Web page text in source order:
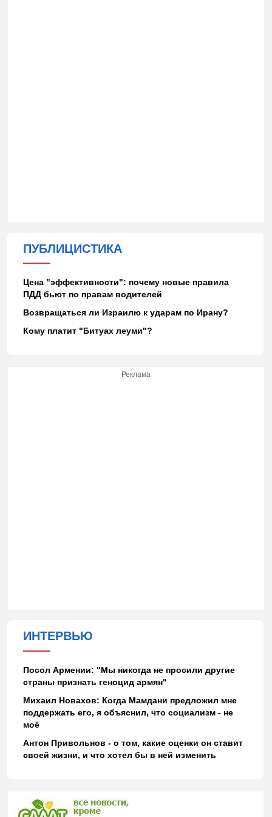
ПУБЛИЦИСТИКА
Цена "эффективности": почему новые правила
ПДД бьют по правам водителей
Возвращаться ли Израилю к ударам по Ирану?
Кому платит "Битуах леуми"?
Реклама
ИНТЕРВЬЮ
Посол Армении: "Мы никогда не просили другие
страны признать геноцид армян"
Михаил Новахов: Когда Мамдани предложил мне
поддержать его, я объяснил, что социализм - не
моё
Антон Привольнов - о том, какие оценки он ставит
своей жизни, и что хотел бы в ней изменить